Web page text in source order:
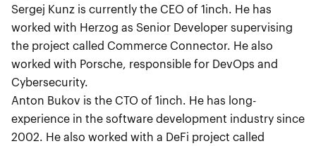
Sergej Kunz is currently the CEO of 1inch. He has
worked with Herzog as Senior Developer supervising
the project called Commerce Connector. He also
worked with Porsche, responsible for DevOps and
Cybersecurity.
Anton Bukov is the CTO of 1inch. He has long-
experience in the software development industry since
2002. He also worked with a DeFi project called